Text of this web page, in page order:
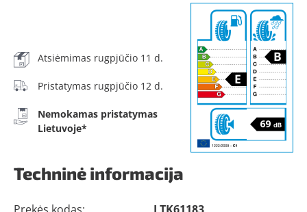
Atsiėmimas rugpjūčio 11 d.
Pristatymas rugpjūčio 12 d.
Nemokamas pristatymas
Lietuvoje*
Techninė informacija